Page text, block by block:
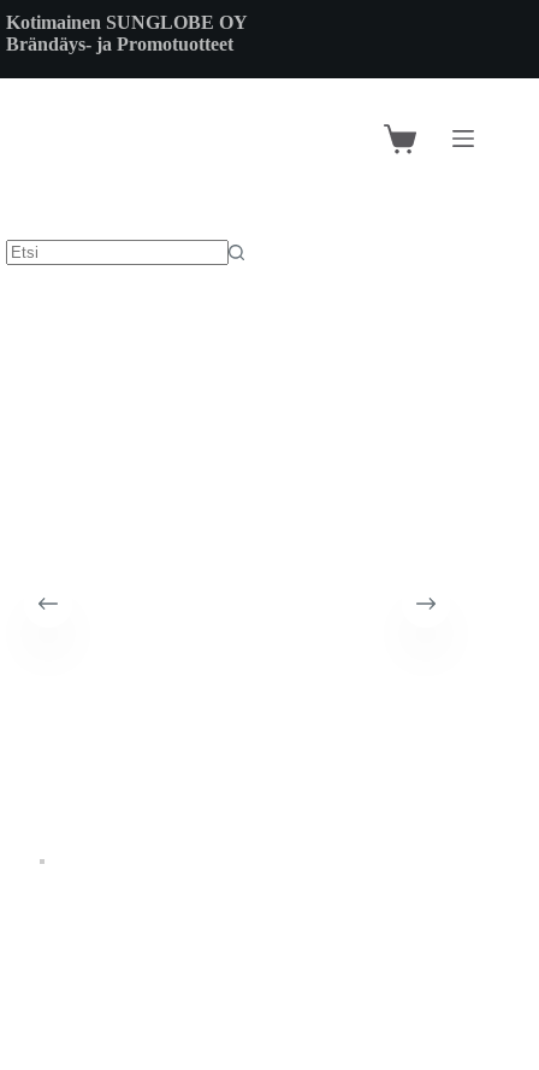
to
content
Kotimainen SUNGLOBE OY
Brändäys- ja Promotuotteet
Shopping